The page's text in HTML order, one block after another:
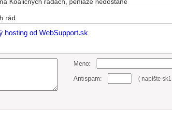
rád
Meno:
Antispam: ( napíšte